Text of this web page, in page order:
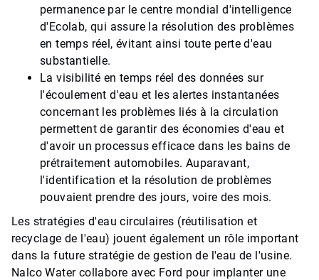
permanence par le centre mondial d'intelligence
d'Ecolab, qui assure la résolution des problèmes
en temps réel, évitant ainsi toute perte d'eau
substantielle.
La visibilité en temps réel des données sur
l'écoulement d'eau et les alertes instantanées
concernant les problèmes liés à la circulation
permettent de garantir des économies d'eau et
d'avoir un processus efficace dans les bains de
prétraitement automobiles. Auparavant,
l'identification et la résolution de problèmes
pouvaient prendre des jours, voire des mois.
Les stratégies d'eau circulaires (réutilisation et
recyclage de l'eau) jouent également un rôle important
dans la future stratégie de gestion de l'eau de l'usine.
Nalco Water collabore avec Ford pour implanter une